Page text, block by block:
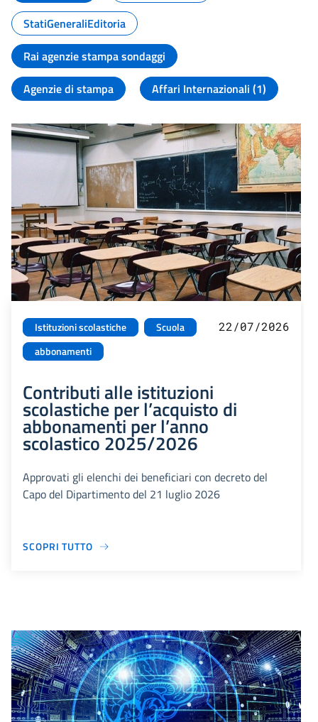
StatiGeneraliEditoria
Rai agenzie stampa sondaggi
Agenzie di stampa
Affari Internazionali (1)
Istituzioni scolastiche
Scuola
abbonamenti
22/07/2026
Contributi alle istituzioni
scolastiche per l’acquisto di
abbonamenti per l’anno
scolastico 2025/2026
Approvati gli elenchi dei beneficiari con decreto del
Capo del Dipartimento del 21 luglio 2026
SCOPRI TUTTO